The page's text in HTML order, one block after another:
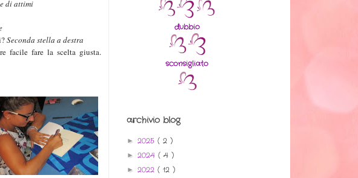
di attimi
Seconda stella a destra
facile fare la scelta giusta.
dubbio
sconsigliato
archivio blog
► 2025 ( 2 )
► 2024 ( 4 )
► 2022 ( 12 )